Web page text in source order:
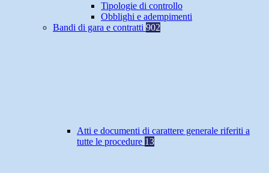
Tipologie di controllo
Obblighi e adempimenti
Bandi di gara e contratti 902
Atti e documenti di carattere generale riferiti a
tutte le procedure 13